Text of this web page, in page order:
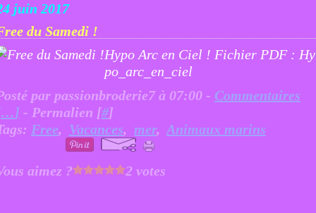
juin 2017
du Samedi !
Hypo Arc en Ciel ! Fichier PDF : Hy
po_arc_en_ciel
par passionbroderie7 à 07:00 - Commentaires
…] - Permalien [#]
Free, Vacances, mer, Animaux marins
aimez ? 2 votes